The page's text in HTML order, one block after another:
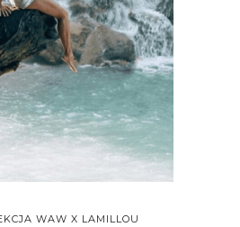
WAW X LAMILLOU